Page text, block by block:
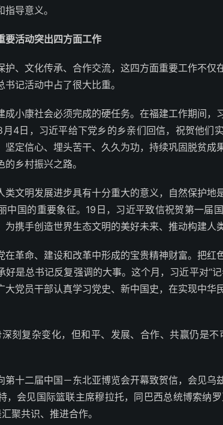
导意义。
要活动突出四方面工作
、文化传承、合作交流，这四方面重要工作不仅
记活动中占了很大比重。
小康社会必须完成的硬任务。在福建工作期间，
4日，习近平给下党乡的乡亲们回信，祝贺他们
坚定信心、埋头苦干、久久为功，持续巩固脱贫成
乡村振兴之路。
文明发展进步具有十分重大的意义，自然保护地
中国的重要象征。19日，习近平致信祝贺第一届
携手创造世界生态文明的美好未来、推动构建人
革命、建设和改革中形成的宝贵精神财富。把红
好是总书记反复强调的大事。这个月，习近平对“
大党员干部认真学习党史、新中国史，在实现中华
复杂变化，但和平、发展、合作、共赢仍是不
十二届中国－东北亚博览会开幕致贺信，会见乌
，会见国际篮联主席穆拉托，同巴西总统博索纳
聚共识、推进合作。